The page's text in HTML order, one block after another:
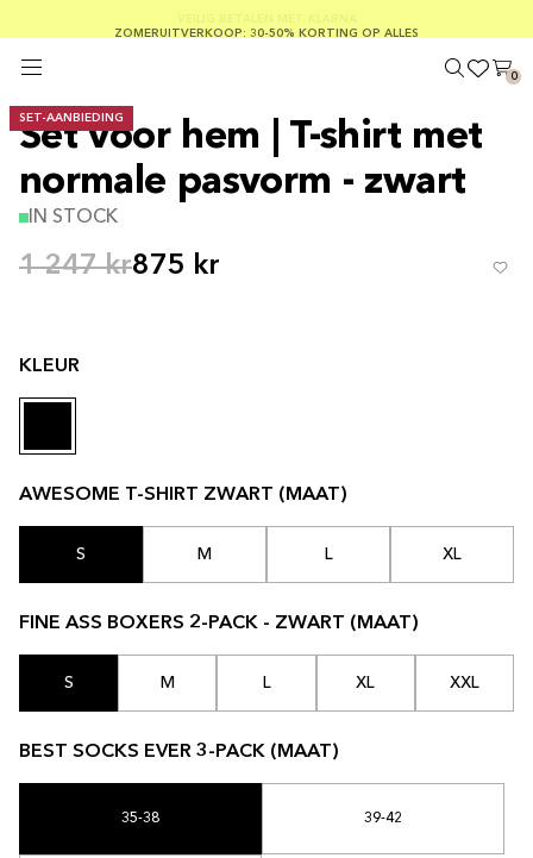
0
SET-AANBIEDING
Set voor hem | T-shirt met
normale pasvorm - zwart
IN STOCK
1 247 kr875 kr
KLEUR
AWESOME T-SHIRT ZWART (MAAT)
S M L XL
FINE ASS BOXERS 2-PACK - ZWART (MAAT)
S M L XL XXL
BEST SOCKS EVER 3-PACK (MAAT)
35-38 39-42